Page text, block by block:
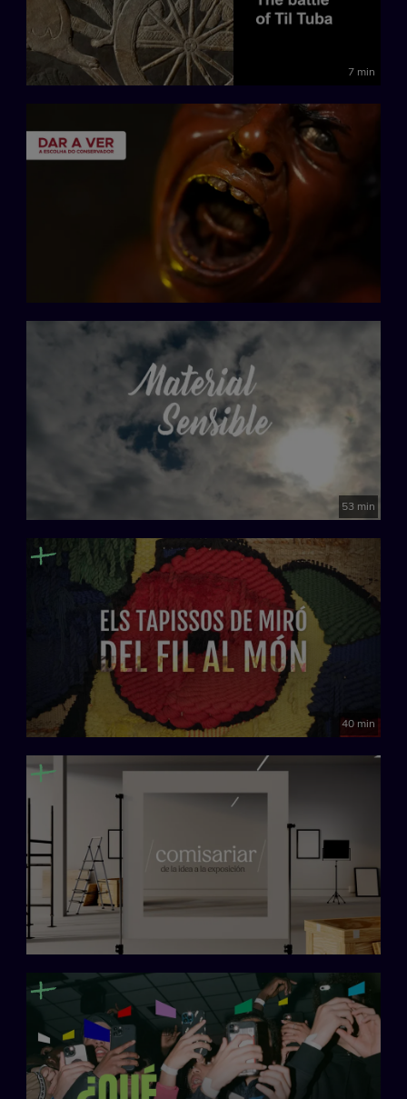
7 min
53 min
40 min